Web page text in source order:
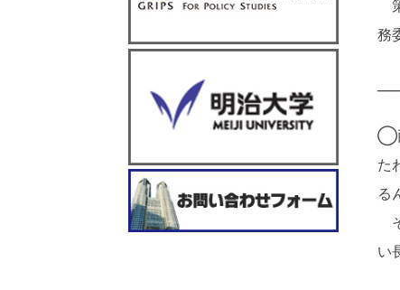
務
◯
た
る
い